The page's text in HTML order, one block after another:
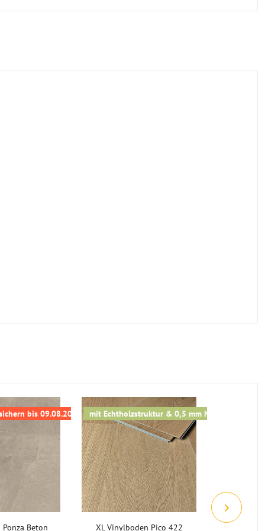
bis 09.08.2026
Beton
mit Echtholzstruktur & 0,5 mm Nutzschicht
XL Vinylboden Pico 422